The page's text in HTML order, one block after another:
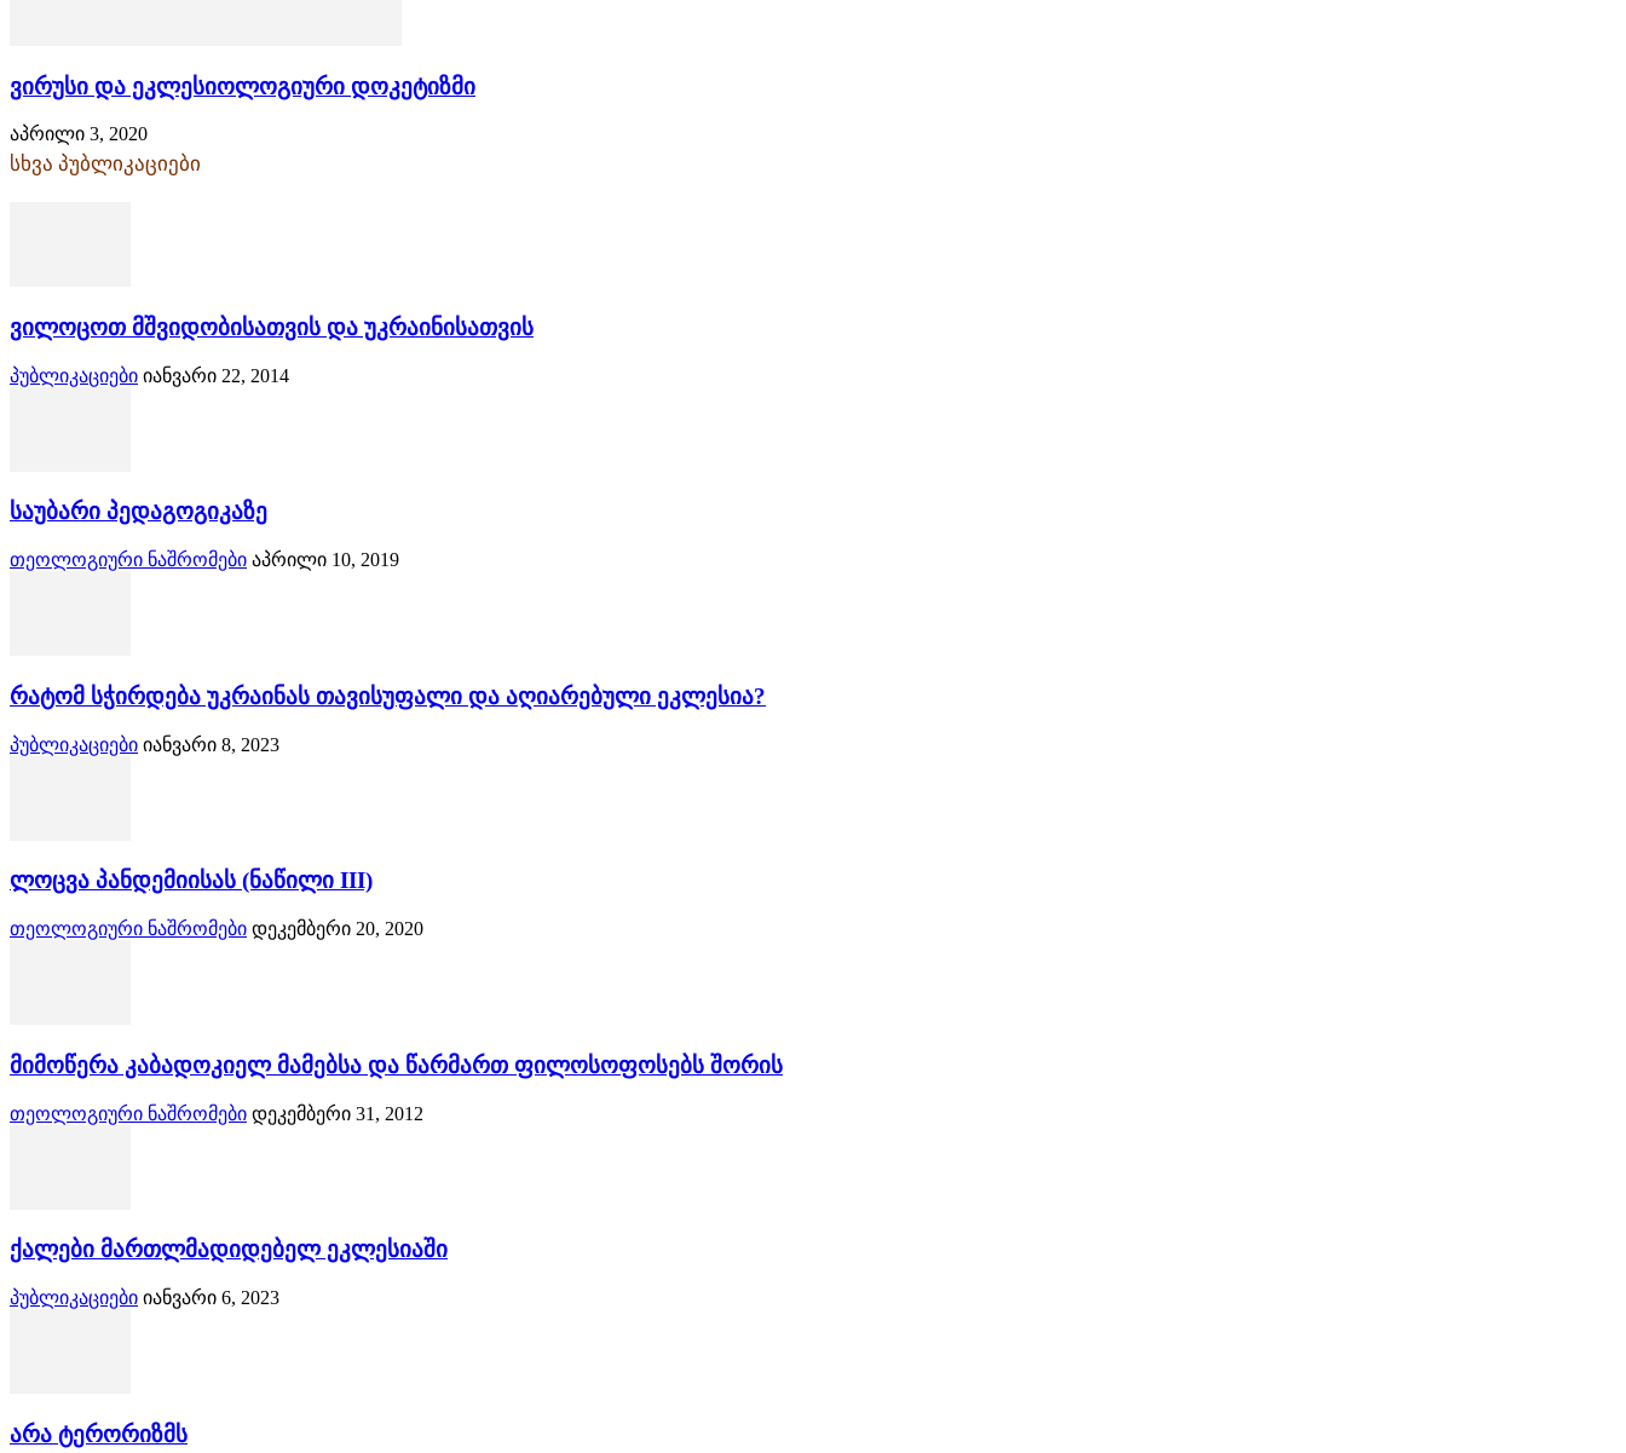
ვირუსი და ეკლესიოლოგიური დოკეტიზმი
აპრილი 3, 2020
სხვა პუბლიკაციები
ვილოცოთ მშვიდობისათვის და უკრაინისათვის
პუბლიკაციები იანვარი 22, 2014
საუბარი პედაგოგიკაზე
თეოლოგიური ნაშრომები აპრილი 10, 2019
რატომ სჭირდება უკრაინას თავისუფალი და აღიარებული ეკლესია?
პუბლიკაციები იანვარი 8, 2023
ლოცვა პანდემიისას (ნაწილი III)
თეოლოგიური ნაშრომები დეკემბერი 20, 2020
მიმოწერა კაბადოკიელ მამებსა და წარმართ ფილოსოფოსებს შორის
თეოლოგიური ნაშრომები დეკემბერი 31, 2012
ქალები მართლმადიდებელ ეკლესიაში
პუბლიკაციები იანვარი 6, 2023
არა ტერორიზმს